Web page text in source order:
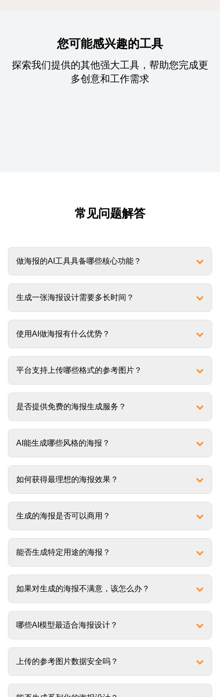
您可能感兴趣的工具
探索我们提供的其他强大工具，帮助您完成更
多创意和工作需求
常见问题解答
做海报的AI工具具备哪些核心功能？
生成一张海报设计需要多长时间？
使用AI做海报有什么优势？
平台支持上传哪些格式的参考图片？
是否提供免费的海报生成服务？
AI能生成哪些风格的海报？
如何获得最理想的海报效果？
生成的海报是否可以商用？
能否生成特定用途的海报？
如果对生成的海报不满意，该怎么办？
哪些AI模型最适合海报设计？
上传的参考图片数据安全吗？